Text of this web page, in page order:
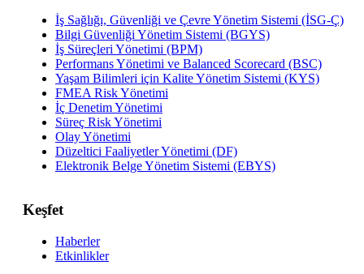
İş Sağlığı, Güvenliği ve Çevre Yönetim Sistemi (İSG-Ç)
Bilgi Güvenliği Yönetim Sistemi (BGYS)
İş Süreçleri Yönetimi (BPM)
Performans Yönetimi ve Balanced Scorecard (BSC)
Yaşam Bilimleri için Kalite Yönetim Sistemi (KYS)
FMEA Risk Yönetimi
İç Denetim Yönetimi
Süreç Risk Yönetimi
Olay Yönetimi
Düzeltici Faaliyetler Yönetimi (DF)
Elektronik Belge Yönetim Sistemi (EBYS)
Keşfet
Haberler
Etkinlikler